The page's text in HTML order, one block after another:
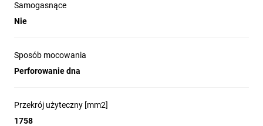
Systemy tras kablowych w rozdzielnicach, szafach
sterowniczych oraz przy urządzeniach
i klasyfikacji ogniowej (np. korytarze kablowe, centra
Samogasnące
Nie
Sposób mocowania
Perforowanie dna
Przekrój użyteczny [mm2]
1758